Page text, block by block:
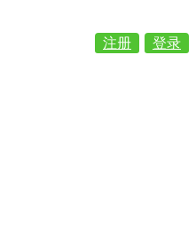
登录
注册